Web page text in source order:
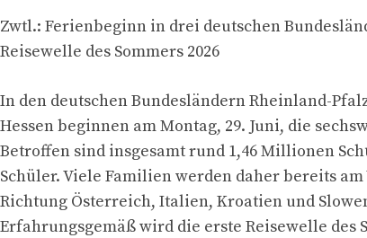
Zwtl.: Ferienbeginn in drei deutschen
Reisewelle des Sommers 2026
In den deutschen Bundesländern Rheinland-
Hessen beginnen am Montag, 29. Juni, die
Betroffen sind insgesamt rund 1,46 Millionen
Schüler. Viele Familien werden daher bereits
Richtung Österreich, Italien, Kroatien und
Erfahrungsgemäß wird die erste Reisewelle des